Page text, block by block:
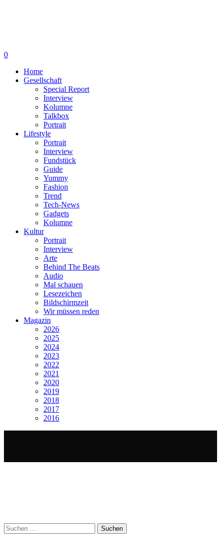
0
Home
Gesellschaft
Special Report
Interview
Kolumne
Talkbox
Portrait
Lifestyle
Portrait
Interview
Fundstück
Guide
Yummy
Fashion
Trend
Tech-News
Gadgets
Kolumne
Kultur
Portrait
Interview
Arte
Behind The Beats
Audio
Mal schauen
Lesezeichen
Bildschirmzeit
Wir müssen reden
Magazin
2026
2025
2024
2023
2022
2021
2020
2019
2018
2017
2016
Suchen
nach: